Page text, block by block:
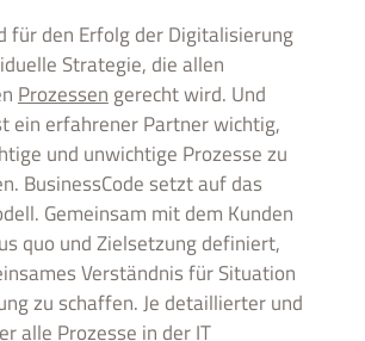
für den Erfolg der Digitalisierung
Strategie, die allen
Prozessen gerecht wird. Und
ein erfahrener Partner wichtig,
und unwichtige Prozesse zu
BusinessCode setzt auf das
Gemeinsam mit dem Kunden
quo und Zielsetzung definiert,
Verständnis für Situation
zu schaffen. Je detaillierter und
alle Prozesse in der IT